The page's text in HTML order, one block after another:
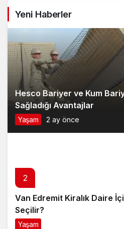
Model Tercihi
Yeni Haberler
Hesco Bariyer ve Kum
Sağladığı Avantajlar
Yaşam 2 ay önce
2
Van Edremit Kiralık Daire
Seçilir?
Yaşam